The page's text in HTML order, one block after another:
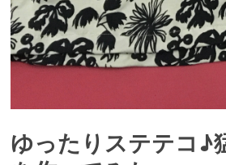
ゆったりステテコ♪